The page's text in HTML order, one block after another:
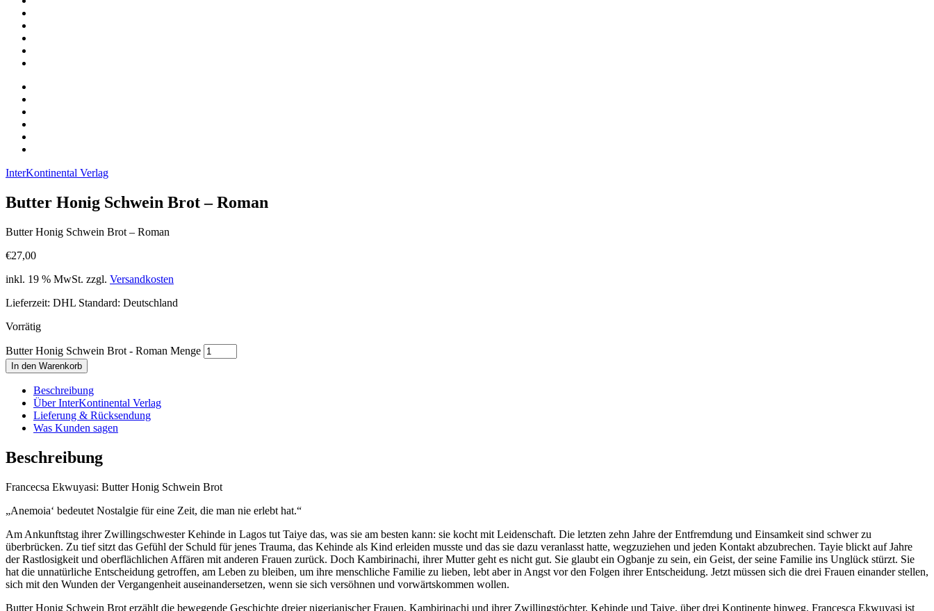
InterKontinental Verlag
Butter Honig Schwein Brot – Roman
Butter Honig Schwein Brot – Roman
€27,00
inkl. 19 % MwSt. zzgl. Versandkosten
Lieferzeit: DHL Standard: Deutschland
Vorrätig
Butter Honig Schwein Brot - Roman Menge
In den Warenkorb
Beschreibung
Über InterKontinental Verlag
Lieferung & Rücksendung
Was Kunden sagen
Beschreibung
Francecsa Ekwuyasi: Butter Honig Schwein Brot
„Anemoia‘ bedeutet Nostalgie für eine Zeit, die man nie erlebt hat.“
Am Ankunftstag ihrer Zwillingschwester Kehinde in Lagos tut Taiye das, was sie am besten kann: sie kocht mit Leidenschaft. Die letzten zehn Jahre der Entfremdung und Einsamkeit sind schwer zu
überbrücken. Zu tief sitzt das Gefühl der Schuld für jenes Trauma, das Kehinde als Kind erleiden musste und das sie dazu veranlasst hatte, wegzuziehen und jeden Kontakt abzubrechen. Tayie blickt auf Jahre
der Rastlosigkeit und oberflächlichen Affären mit anderen Frauen zurück. Doch Kambirinachi, ihrer Mutter geht es nicht gut. Sie glaubt ein Ogbanje zu sein, ein Geist, der seine Familie ins Unglück stürzt. Sie
hat die unnatürliche Entscheidung getroffen, am Leben zu bleiben, um ihre menschliche Familie zu lieben, lebt aber in Angst vor den Folgen ihrer Entscheidung. Jetzt müssen sich die drei Frauen einander stellen,
sich mit den Wunden der Vergangenheit auseinandersetzen, wenn sie sich versöhnen und vorwärtskommen wollen.
Butter Honig Schwein Brot erzählt die bewegende Geschichte dreier nigerianischer Frauen, Kambirinachi und ihrer Zwillingstöchter, Kehinde und Taiye. über drei Kontinente hinweg. Francesca Ekwuyasi ist